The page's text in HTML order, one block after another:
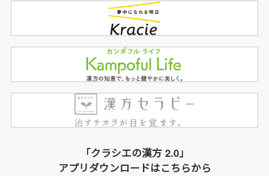
「クラシエの漢方 2.0」
アプリダウンロードはこちらから